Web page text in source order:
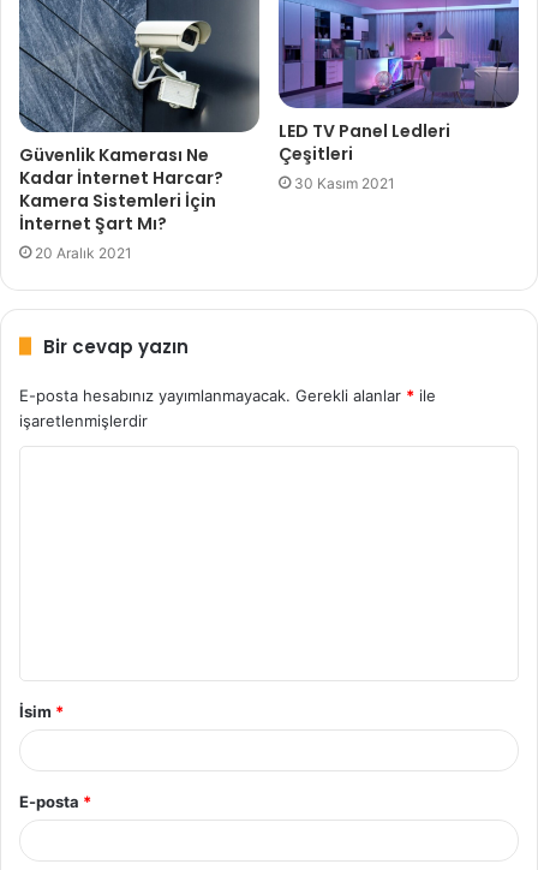
Güvenlik Kamerası Ne
Kadar İnternet Harcar?
Kamera Sistemleri İçin
İnternet Şart Mı?
20 Aralık 2021
LED TV Panel Ledleri
Çeşitleri
30 Kasım 2021
Bir cevap yazın
E-posta hesabınız yayımlanmayacak. Gerekli alanlar * ile
işaretlenmişlerdir
İsim *
E-posta *